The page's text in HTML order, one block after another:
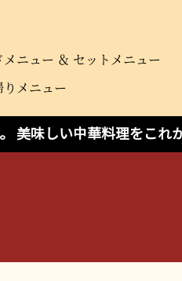
メニュー ＆ セットメニュー
メニュー
美味しい中華料理をこれ